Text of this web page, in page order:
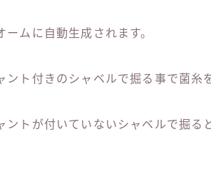
ムに自動生成されます。
ント付きのシャベルで掘る事で菌糸
ントが付いていないシャベルで掘る